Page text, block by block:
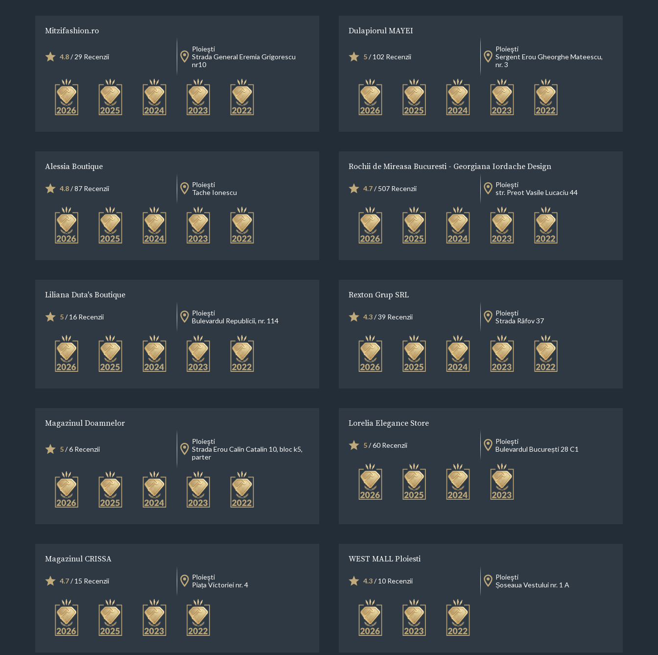
Mitzifashion.ro
4.8/ 29 Recenzii
Ploieşti
Strada General Eremia Grigorescu
nr10
Dulapiorul MAYEI
5/ 102 Recenzii
Ploieşti
Sergent Erou Gheorghe Mateescu,
nr. 3
Alessia Boutique
4.8/ 87 Recenzii
Ploieşti
Tache Ionescu
Rochii de Mireasa Bucuresti - Georgiana Iordache Design
4.7/ 507 Recenzii
Ploieşti
str. Preot Vasile Lucaciu 44
Liliana Duta's Boutique
5/ 16 Recenzii
Ploieşti
Bulevardul Republicii, nr. 114
Rexton Grup SRL
4.3/ 39 Recenzii
Ploieşti
Strada Râfov 37
Magazinul Doamnelor
5/ 6 Recenzii
Ploieşti
Strada Erou Calin Catalin 10, bloc k5,
parter
Lorelia Elegance Store
5/ 60 Recenzii
Ploieşti
Bulevardul București 28 C1
Magazinul CRISSA
4.7/ 15 Recenzii
Ploieşti
Piața Victoriei nr. 4
WEST MALL Ploiesti
4.3/ 10 Recenzii
Ploieşti
Șoseaua Vestului nr. 1 A